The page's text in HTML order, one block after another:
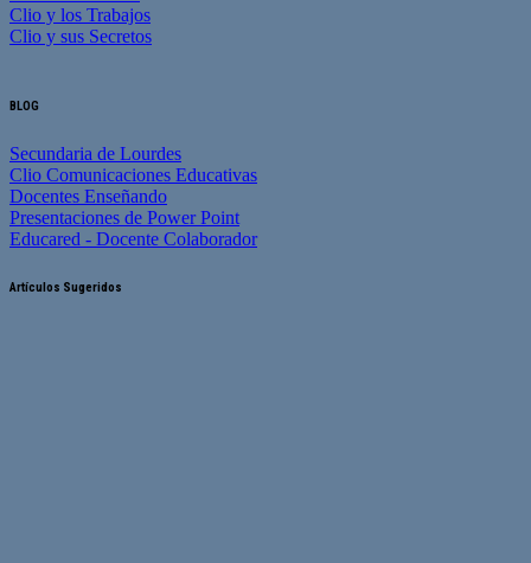
Clio y los Trabajos
Clio y sus Secretos
BLOG
Secundaria de Lourdes
Clio Comunicaciones Educativas
Docentes Enseñando
Presentaciones de Power Point
Educared - Docente Colaborador
Artículos Sugeridos